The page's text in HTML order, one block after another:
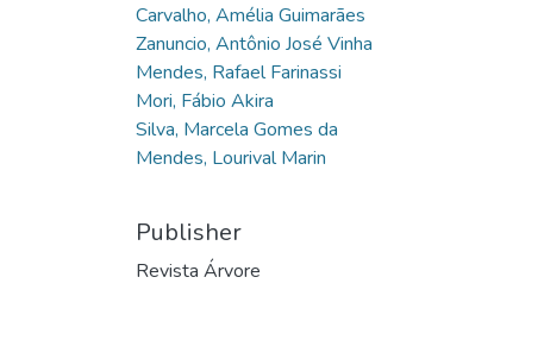
Carvalho, Amélia Guimarães
Zanuncio, Antônio José Vinha
Mendes, Rafael Farinassi
Mori, Fábio Akira
Silva, Marcela Gomes da
Mendes, Lourival Marin
Publisher
Revista Árvore